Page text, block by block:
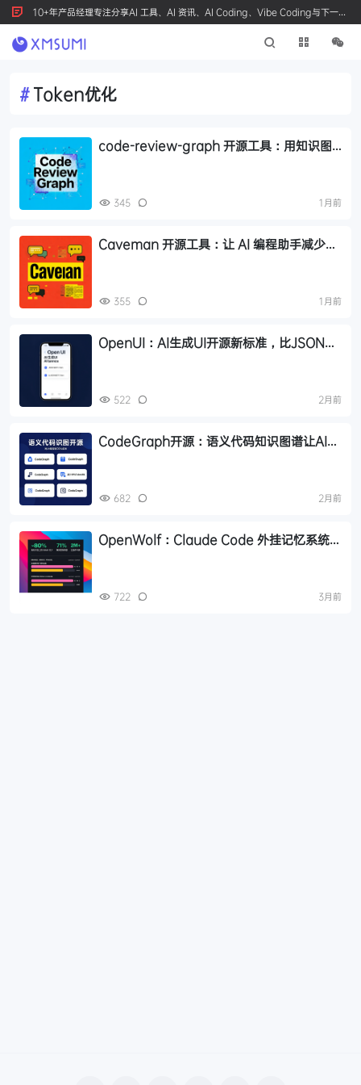
10+年产品经理专注分享AI 工具、AI 资讯、AI Coding、Vibe Coding与下一代
产品创新，按 Ctrl+D 收藏我们
#Token优化
code-review-graph 开源工具：用知识图
345 1月前
Caveman 开源工具：让 AI 编程助手减少
355 1月前
OpenUI：AI生成UI开源新标准，比JSON省
522 2月前
CodeGraph开源：语义代码知识图谱让AI编
682 2月前
OpenWolf：Claude Code 外挂记忆系统，
722 3月前